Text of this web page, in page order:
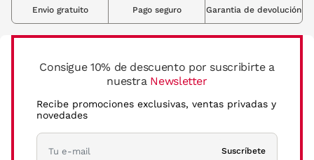
Consigue 10% de descuento por suscribirte a
nuestra Newsletter
Recibe promociones exclusivas, ventas privadas y
novedades
Suscríbete
Envio gratuito Pago seguro Garantia de devolución